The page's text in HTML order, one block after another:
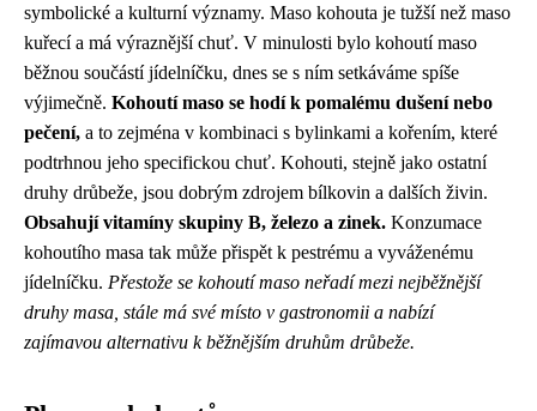
symbolické a kulturní významy. Maso kohouta je tužší než maso
kuřecí a má výraznější chuť. V minulosti bylo kohoutí maso
běžnou součástí jídelníčku, dnes se s ním setkáváme spíše
výjimečně. Kohoutí maso se hodí k pomalému dušení nebo
pečení, a to zejména v kombinaci s bylinkami a kořením, které
podtrhnou jeho specifickou chuť. Kohouti, stejně jako ostatní
druhy drůbeže, jsou dobrým zdrojem bílkovin a dalších živin.
Obsahují vitamíny skupiny B, železo a zinek. Konzumace
kohoutího masa tak může přispět k pestrému a vyváženému
jídelníčku. Přestože se kohoutí maso neřadí mezi nejběžnější
druhy masa, stále má své místo v gastronomii a nabízí
zajímavou alternativu k běžnějším druhům drůbeže.